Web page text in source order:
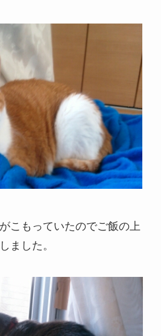
こもっていたのでご飯の上
ました。